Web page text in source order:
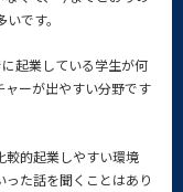
です。
起業している学生が何
ャーが出やすい分野です
較的起業しやすい環境
た話を聞くことはあり